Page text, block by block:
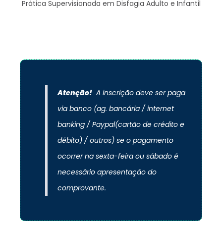
Prática Supervisionada em Disfagia Adulto e Infantil
Atenção! A inscrição deve ser paga
via banco (ag. bancária / internet
banking / Paypal(cartão de crédito e
débito) / outros) se o pagamento
ocorrer na sexta-feira ou sábado é
necessário apresentação do
comprovante.